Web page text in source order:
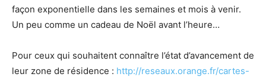
façon exponentielle dans les semaines et mois à venir.
Un peu comme un cadeau de Noël avant l’heure…
Pour ceux qui souhaitent connaître l’état d’avancement de
leur zone de résidence : http://reseaux.orange.fr/cartes-